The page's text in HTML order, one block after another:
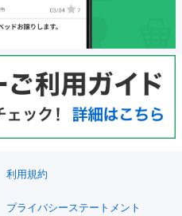
利用規約
プライバシーステートメント